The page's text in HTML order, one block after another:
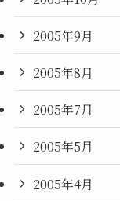
2005年9月
2005年8月
2005年7月
2005年5月
2005年4月